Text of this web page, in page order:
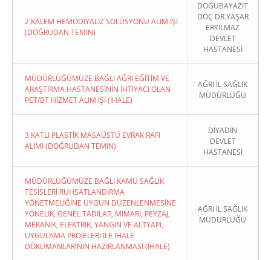
2 KALEM HEMODİYALİZ SOLÜSYONU ALIM İŞİ
(DOĞRUDAN TEMIN)
DOĞUBAYAZIT
DOÇ DR.YAŞAR
ERYILMAZ
DEVLET
HASTANESİ
MÜDÜRLÜĞÜMÜZE BAĞLI AĞRI EĞİTİM VE
ARAŞTIRMA HASTANESİNİN İHTİYACI OLAN
PET/BT HİZMET ALIM İŞİ (İHALE)
AĞRI İL SAĞLIK
MÜDÜRLÜĞÜ
3 KATLI PLASTİK MASAÜSTÜ EVRAK RAFI
ALIMI (DOĞRUDAN TEMIN)
DİYADİN
DEVLET
HASTANESİ
MÜDÜRLÜĞÜMÜZE BAĞLI KAMU SAĞLIK
TESİSLERİ RUHSATLANDIRMA
YÖNETMELİĞİNE UYGUN DÜZENLENMESİNE
YÖNELİK; GENEL TADİLAT, MİMARİ, PEYZAJ,
MEKANİK, ELEKTRİK, YANGIN VE ALTYAPI,
UYGULAMA PROJELERİ İLE İHALE
DÖKÜMANLARININ HAZIRLANMASI (İHALE)
AĞRI İL SAĞLIK
MÜDÜRLÜĞÜ